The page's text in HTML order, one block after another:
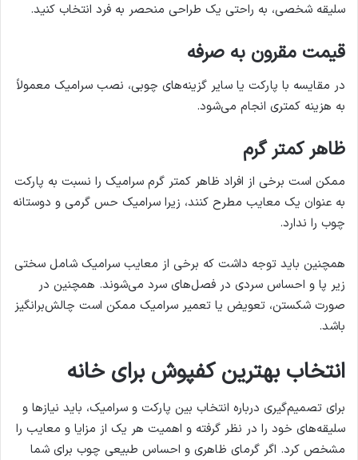
سلیقه شخصی، به راحتی یک طراحی منحصر به فرد انتخاب کنید.
قیمت مقرون به صرفه
در مقایسه با پارکت یا سایر گزینه‌های چوبی، نصب سرامیک معمولاً
به هزینه کمتری انجام می‌شود.
ظاهر کمتر گرم
ممکن است برخی از افراد ظاهر کمتر گرم سرامیک را نسبت به پارکت
به عنوان یک معایب مطرح کنند، زیرا سرامیک حس گرمی و دوستانه
چوب را ندارد.
همچنین باید توجه داشت که برخی از معایب سرامیک شامل سختی
زیر پا و احساس سردی در فصل‌های سرد می‌شوند. همچنین در
صورت شکستن، تعویض یا تعمیر سرامیک ممکن است چالش‌برانگیز
باشد.
انتخاب بهترین کفپوش برای خانه
برای تصمیم‌گیری درباره انتخاب بین پارکت و سرامیک، باید نیازها و
سلیقه‌های خود را در نظر گرفته و اهمیت هر یک از مزایا و معایب را
مشخص کرد. اگر گرمای ظاهری و احساس طبیعی چوب برای شما